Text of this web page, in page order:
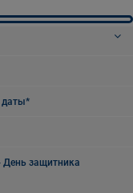
даты*
День защитника